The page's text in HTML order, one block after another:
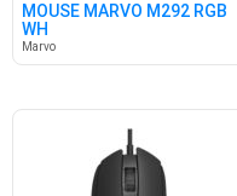
MOUSE MARVO M292 RGB
WH
Marvo